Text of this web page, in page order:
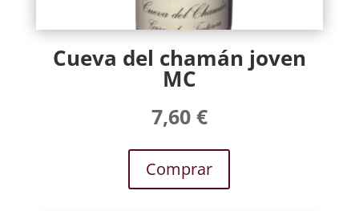
Cueva del chamán joven
MC
7,60 €
Comprar